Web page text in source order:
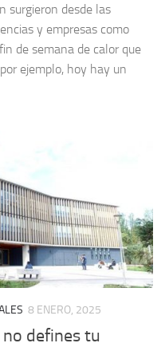
surgieron desde las
y empresas como
de semana de calor que
ejemplo, hoy hay un
8 ENERO, 2025
no defines tu